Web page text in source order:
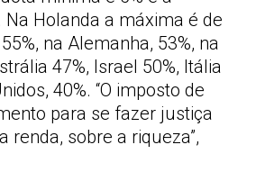
Na Holanda a máxima é de
na Alemanha, 53%, na
47%, Israel 50%, Itália
40%. “O imposto de
para se fazer justiça
renda, sobre a riqueza”,